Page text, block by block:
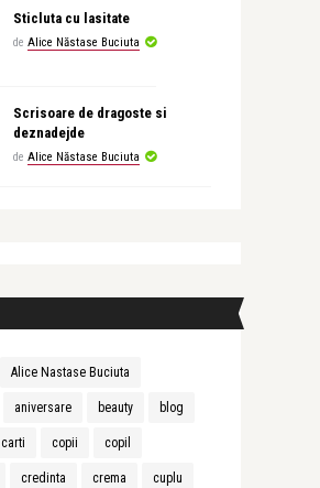
Sticluta cu lasitate
de Alice Năstase Buciuta
Scrisoare de dragoste si
deznadejde
de Alice Năstase Buciuta
Alice Nastase Buciuta
aniversare beauty blog
carti copii copil
credinta crema cuplu